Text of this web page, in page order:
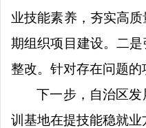
业技能素养，夯实高
期组织项目建设。二是
整改。 针对存在问题
下一步，自治区
训基地在提技能稳就业